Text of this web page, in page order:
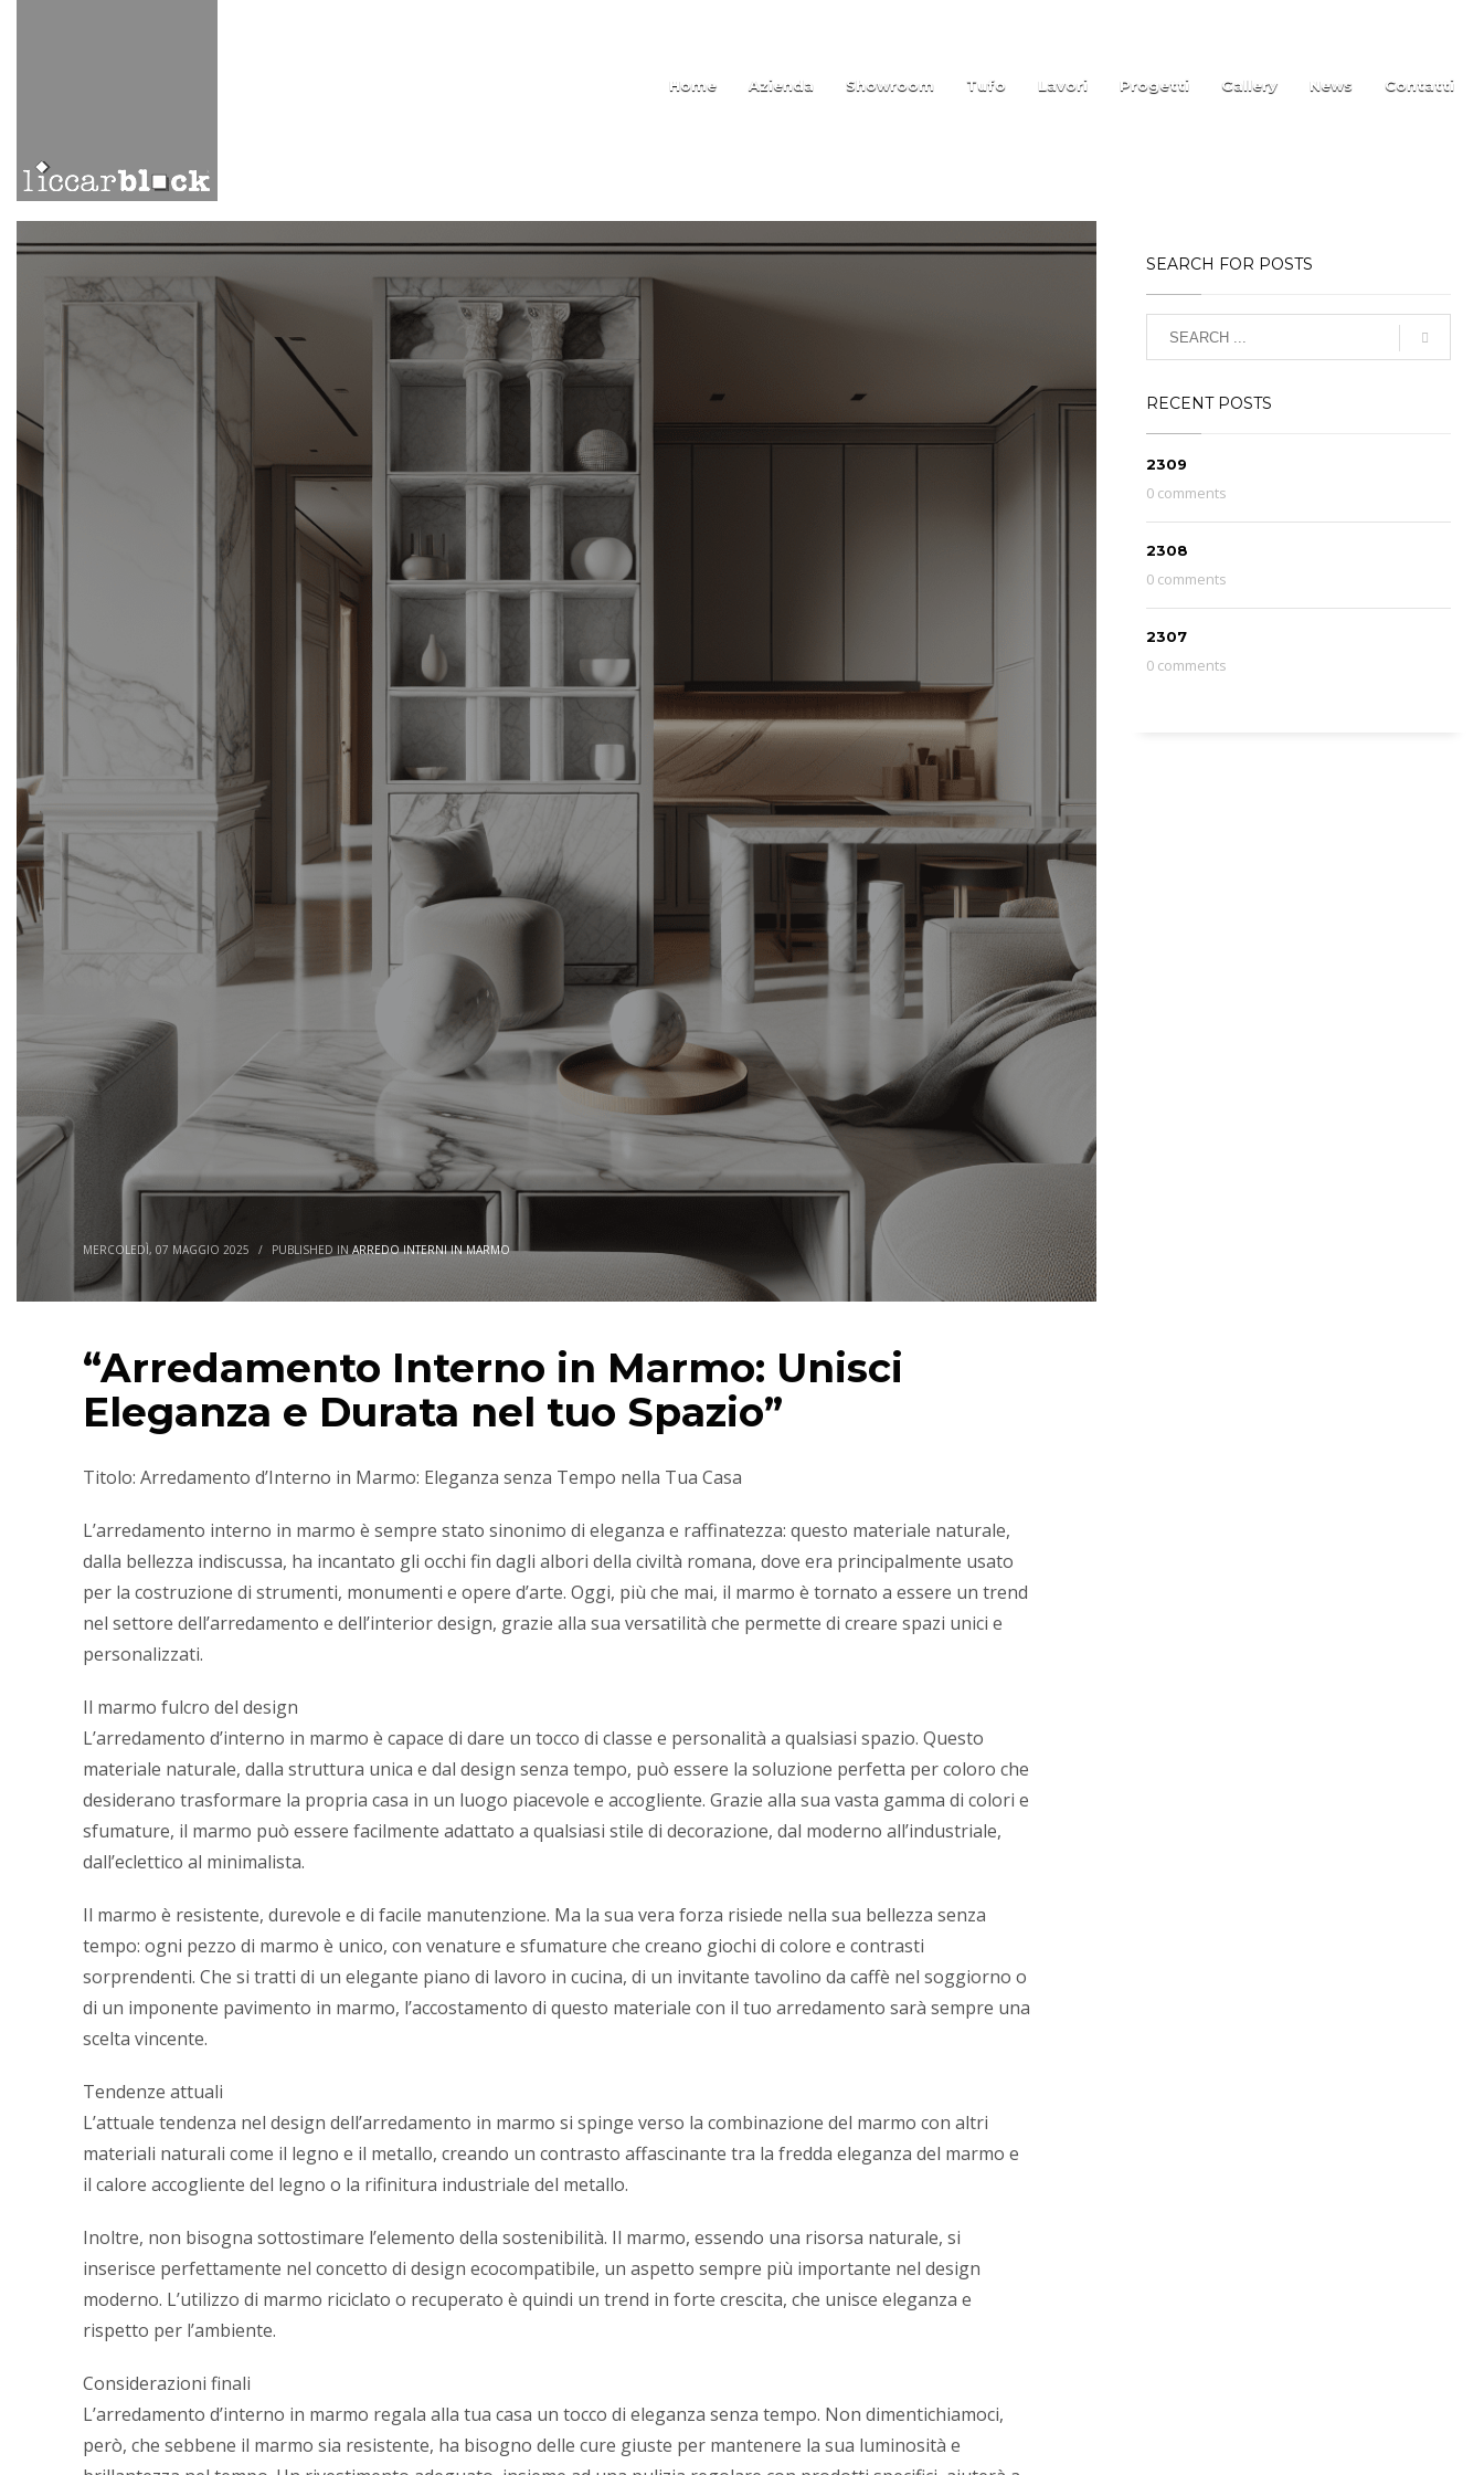
Home Azienda Showroom Tufo Lavori Progetti Gallery News Contatti
MERCOLEDÌ, 07 MAGGIO 2025 / PUBLISHED IN ARREDO INTERNI IN MARMO
“Arredamento Interno in Marmo: Unisci
Eleganza e Durata nel tuo Spazio”
Titolo: Arredamento d’Interno in Marmo: Eleganza senza Tempo nella Tua Casa
L’arredamento interno in marmo è sempre stato sinonimo di eleganza e raffinatezza: questo materiale naturale,
dalla bellezza indiscussa, ha incantato gli occhi fin dagli albori della civiltà romana, dove era principalmente usato
per la costruzione di strumenti, monumenti e opere d’arte. Oggi, più che mai, il marmo è tornato a essere un trend
nel settore dell’arredamento e dell’interior design, grazie alla sua versatilità che permette di creare spazi unici e
personalizzati.
Il marmo fulcro del design
L’arredamento d’interno in marmo è capace di dare un tocco di classe e personalità a qualsiasi spazio. Questo
materiale naturale, dalla struttura unica e dal design senza tempo, può essere la soluzione perfetta per coloro che
desiderano trasformare la propria casa in un luogo piacevole e accogliente. Grazie alla sua vasta gamma di colori e
sfumature, il marmo può essere facilmente adattato a qualsiasi stile di decorazione, dal moderno all’industriale,
dall’eclettico al minimalista.
Il marmo è resistente, durevole e di facile manutenzione. Ma la sua vera forza risiede nella sua bellezza senza
tempo: ogni pezzo di marmo è unico, con venature e sfumature che creano giochi di colore e contrasti
sorprendenti. Che si tratti di un elegante piano di lavoro in cucina, di un invitante tavolino da caffè nel soggiorno o
di un imponente pavimento in marmo, l’accostamento di questo materiale con il tuo arredamento sarà sempre una
scelta vincente.
Tendenze attuali
L’attuale tendenza nel design dell’arredamento in marmo si spinge verso la combinazione del marmo con altri
materiali naturali come il legno e il metallo, creando un contrasto affascinante tra la fredda eleganza del marmo e
il calore accogliente del legno o la rifinitura industriale del metallo.
Inoltre, non bisogna sottostimare l’elemento della sostenibilità. Il marmo, essendo una risorsa naturale, si
inserisce perfettamente nel concetto di design ecocompatibile, un aspetto sempre più importante nel design
moderno. L’utilizzo di marmo riciclato o recuperato è quindi un trend in forte crescita, che unisce eleganza e
rispetto per l’ambiente.
Considerazioni finali
L’arredamento d’interno in marmo regala alla tua casa un tocco di eleganza senza tempo. Non dimentichiamoci,
però, che sebbene il marmo sia resistente, ha bisogno delle cure giuste per mantenere la sua luminosità e
SEARCH FOR POSTS
RECENT POSTS
2309
0 comments
2308
0 comments
2307
0 comments